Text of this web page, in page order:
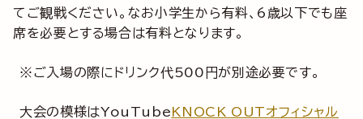
てご観戦ください。なお小学生から有料、6歳以下でも座
席を必要とする場合は有料となります。
※ご入場の際にドリンク代500円が別途必要です。
大会の模様はYouTube KNOCK OUTオフィシャル